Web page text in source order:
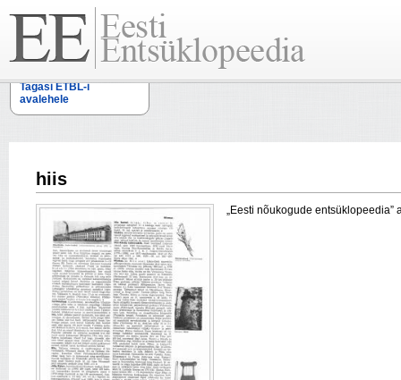
Tagasi ETBL-i
avalehele
hiis
„Eesti nõukogude